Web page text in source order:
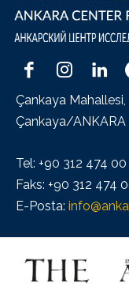
Çankaya Mahallesi,
Çankaya/ANKARA
Tel: +90 312 474
Faks: +90 312 474
E-Posta: